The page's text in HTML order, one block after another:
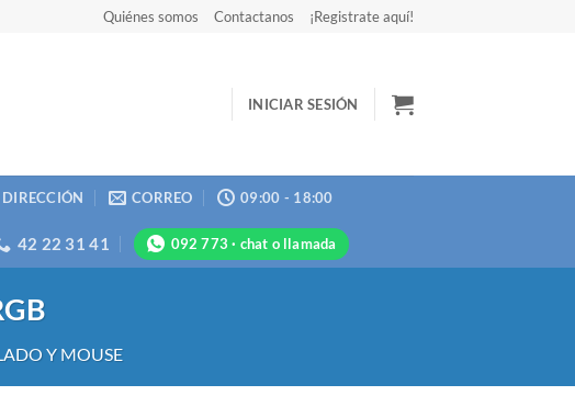
Quiénes somos Contactanos ¡Registrate aquí!
INICIAR SESIÓN
DIRECCIÓN CORREO 09:00 - 18:00
42 22 31 41 092 773 · chat o llamada
Y MOUSE